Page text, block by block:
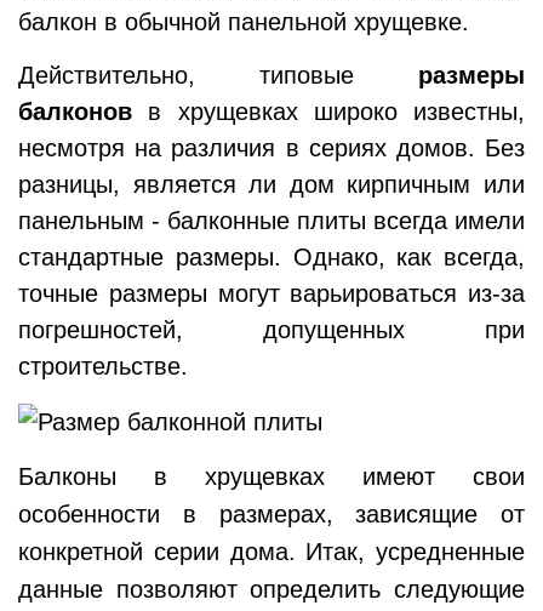
балкон в обычной панельной хрущевке.
Действительно, типовые размеры
балконов в хрущевках широко известны,
несмотря на различия в сериях домов. Без
разницы, является ли дом кирпичным или
панельным - балконные плиты всегда имели
стандартные размеры. Однако, как всегда,
точные размеры могут варьироваться из-за
погрешностей, допущенных при
строительстве.
Балконы в хрущевках имеют свои
особенности в размерах, зависящие от
конкретной серии дома. Итак, усредненные
данные позволяют определить следующие